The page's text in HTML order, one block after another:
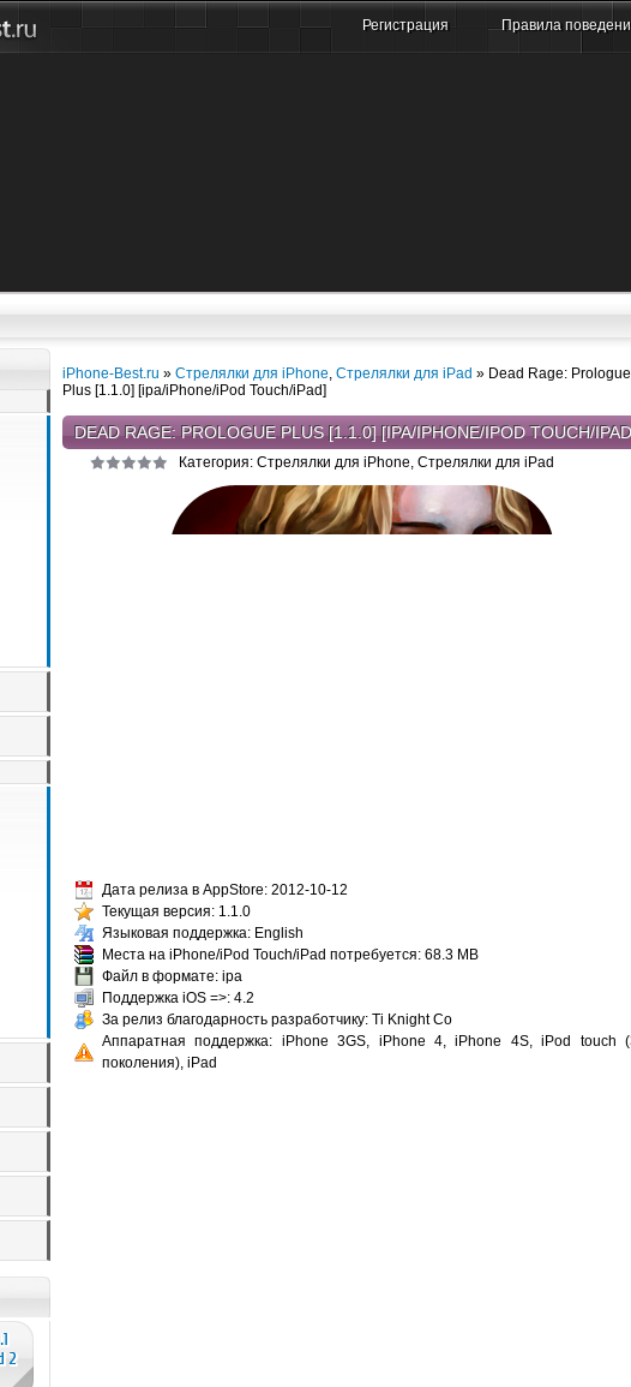
Регистрация Правила
iPhone-Best.ru » Стрелялки для iPhone, Стрелялки для iPad » Dead Rage: Prologue
Plus [1.1.0] [ipa/iPhone/iPod Touch/iPad]
DEAD RAGE: PROLOGUE PLUS [1.1.0] [IPA/IPHONE/IPOD TOUCH/
Категория: Стрелялки для iPhone, Стрелялки для iPad
Дата релиза в AppStore: 2012-10-12
Текущая версия: 1.1.0
Языковая поддержка: English
Места на iPhone/iPod Touch/iPad потребуется: 68.3 MB
Файл в формате: ipa
Поддержка iOS =>: 4.2
За релиз благодарность разработчику: Ti Knight Co
Аппаратная поддержка: iPhone 3GS, iPhone 4, iPhone 4S, iPod touch
поколения), iPad